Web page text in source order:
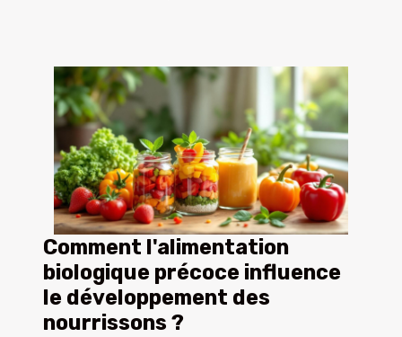
Comment l'alimentation
biologique précoce influence
le développement des
nourrissons ?